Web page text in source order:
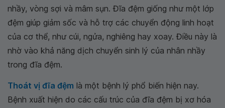
nhầy, vòng sợi và mâm sụn. Đĩa đệm giống như một lớp
đệm giúp giảm sốc và hỗ trợ các chuyển động linh hoạt
của cơ thể, như cúi, ngửa, nghiêng hay xoay. Điều này là
nhờ vào khả năng dịch chuyển sinh lý của nhân nhầy
trong đĩa đệm.
Thoát vị đĩa đệm là một bệnh lý phổ biến hiện nay.
Bệnh xuất hiện do các cấu trúc của đĩa đệm bị xơ hóa